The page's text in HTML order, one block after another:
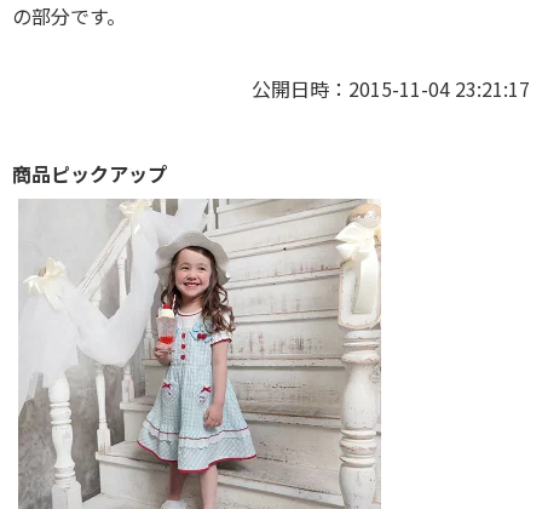
の部分です。
公開日時：2015-11-04 23:21:17
商品ピックアップ